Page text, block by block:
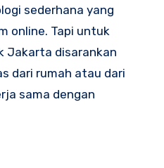
sederhana yang
online. Tapi untuk
Jakarta disarankan
dari rumah atau dari
sama dengan